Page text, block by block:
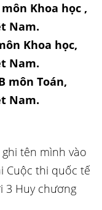
môn Khoa học ,
Nam.
Khoa học,
Nam.
môn Toán,
Nam.
ghi tên mình vào
Cuộc thi quốc tế
3 Huy chương